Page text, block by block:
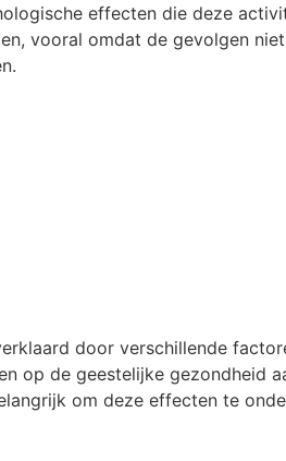
effecten die deze
vooral omdat de gevolgen
door verschillende
op de geestelijke gezondheid
om deze effecten te